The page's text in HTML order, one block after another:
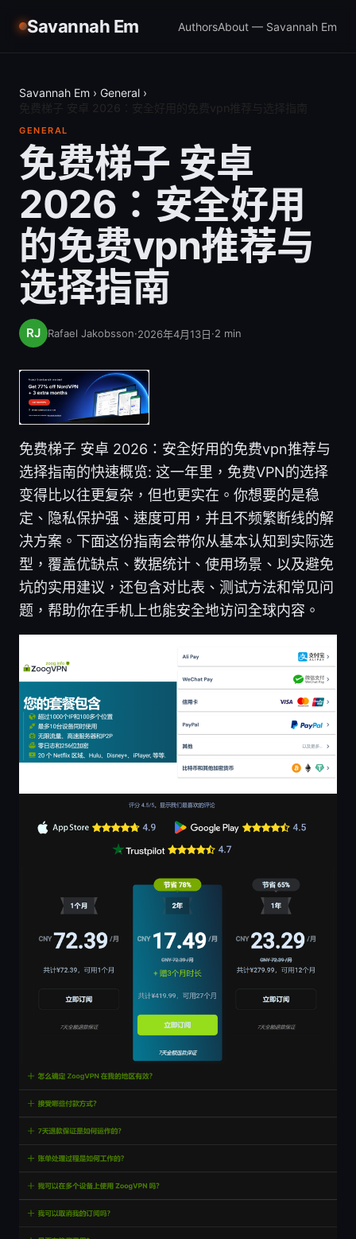
Savannah Em AuthorsAbout — Savannah Em
Savannah Em › General ›
GENERAL
免费梯子 安卓
2026：安全好用
的免费vpn推荐与
选择指南
Rafael Jakobsson·2026年4月13日·2 min
免费梯子 安卓 2026：安全好用的免费vpn推荐与
选择指南的快速概览: 这一年里，免费VPN的选择
变得比以往更复杂，但也更实在。你想要的是稳
定、隐私保护强、速度可用，并且不频繁断线的解
决方案。下面这份指南会带你从基本认知到实际选
型，覆盖优缺点、数据统计、使用场景、以及避免
坑的实用建议，还包含对比表、测试方法和常见问
题，帮助你在手机上也能安全地访问全球内容。